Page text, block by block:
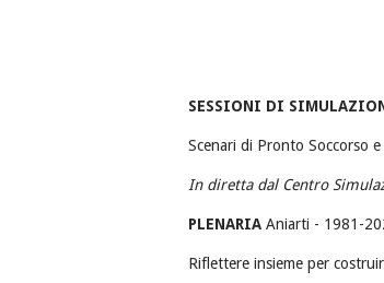
SESSIONI DI
Scenari di Pronto Soccorso
In diretta dal Centro
PLENARIA Aniarti - 1981-
Riflettere insieme per